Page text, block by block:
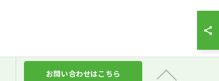
お問い合わせはこちら